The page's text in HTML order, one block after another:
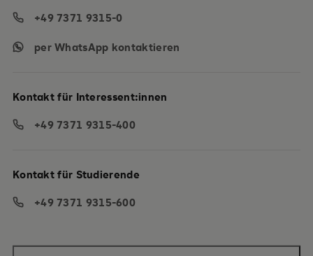
+49 7371 9315-0
per WhatsApp kontaktieren
Kontakt für Interessent:innen
+49 7371 9315-400
Kontakt für Studierende
+49 7371 9315-600